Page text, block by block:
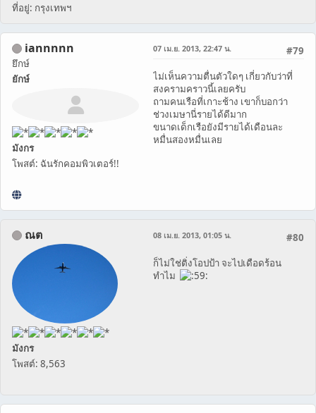
ที่อยู่: กรุงเทพฯ
iannnnn
ยึกษ์
ยักษ์
มังกร
โพสต์: ฉันรักคอมพิวเตอร์!!
#79
07 เม.ย. 2013, 22:47 น.
ไม่เห็นความตื่นตัวใดๆ เกี่ยวกับว่าที่
สงครามคราวนี้เลยครับ
ถามคนเรือที่เกาะช้าง เขาก็บอกว่า
ช่วงเมษานี่รายได้ดีมาก
ขนาดเด็กเรือยังมีรายได้เดือนละ
หมื่นสองหมื่นเลย
ณต
มังกร
โพสต์: 8,563
#80
08 เม.ย. 2013, 01:05 น.
ก็ไม่ใช่ติ่งโอปป้า จะไปเดือดร้อน
ทำไม